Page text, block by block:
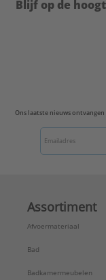
Merk:
Walraven
Blijf op de
Ons laatste nieuws
Assortiment
Afvoermateriaal
Bad
Badkamermeubelen